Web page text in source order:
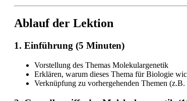
Ablauf der Lektion
1. Einführung (5 Minuten)
Vorstellung des Themas Molekulargenetik
Erklären, warum dieses Thema für Biologie
Verknüpfung zu vorhergehenden Themen